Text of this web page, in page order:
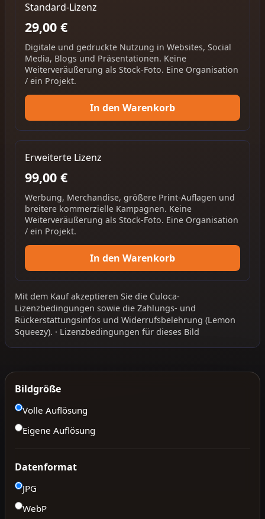
Standard-Lizenz
29,00 €
Digitale und gedruckte Nutzung in Websites, Social
Media, Blogs und Präsentationen. Keine
Weiterveräußerung als Stock-Foto. Eine Organisation
/ ein Projekt.
In den Warenkorb
Erweiterte Lizenz
99,00 €
Werbung, Merchandise, größere Print-Auflagen und
breitere kommerzielle Kampagnen. Keine
Weiterveräußerung als Stock-Foto. Eine Organisation
/ ein Projekt.
In den Warenkorb
Mit dem Kauf akzeptieren Sie die Culoca-
Lizenzbedingungen sowie die Zahlungs- und
Rückerstattungsinfos und Widerrufsbelehrung (Lemon
Squeezy). · Lizenzbedingungen für dieses Bild
Bildgröße
Volle Auflösung
Eigene Auflösung
Datenformat
JPG
WebP